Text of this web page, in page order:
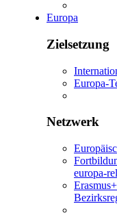
Europa
Zielsetzung
Europa-
Netzwerk
europa-